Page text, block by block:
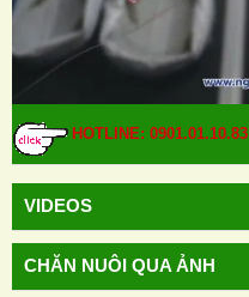
HOTLINE: 0901.01.10.83
VIDEOS
CHĂN NUÔI QUA ẢNH